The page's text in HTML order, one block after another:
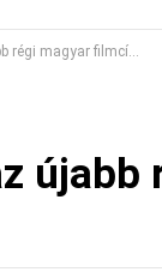
filmcímeket! Villámkvíz